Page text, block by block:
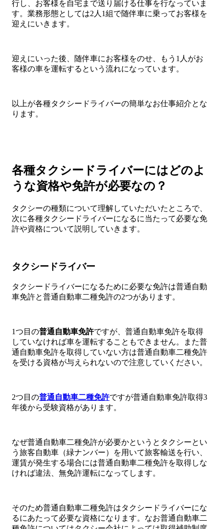
行し、お客様を自宅まで送り届ける仕事を行なっていま
す。業務形態としては2人1組で随伴車に乗ってお客様を
迎えにいきます。
迎えにいった後、随伴車にお客様をのせ、もう1人がお
客様の車を運転するという流れになっています。
以上が各種タクシードライバーの簡単なお仕事紹介とな
ります。
各種タクシードライバーにはどのよ
うな資格や免許が必要なの？
タクシーの種類について理解していただいたところで、
次に各種タクシードライバーになるに当たって必要な免
許や資格について説明していきます。
タクシードライバー
タクシードライバーになるために必要な免許は普通自動
車免許と普通自動車二種免許の2つがあります。
1つ目の普通自動車免許ですが、普通自動車免許を取得
していなければ車を運転することもできません。また普
通自動車免許を取得していない方は普通自動車二種免許
を受ける資格が与えられないので注意していください。
2つ目の普通自動車二種免許ですが普通自動車免許取得3
年後から受験資格があります。
なぜ普通自動車二種免許が必要かというとタクシーとい
う旅客自動車（緑ナンバー）を用いて旅客輸送を行い、
運賃が発生する場合には普通自動車二種免許を取得しな
ければ違法、無免許運転になってします。
そのため普通自動車二種免許はタクシードライバーにな
るにあたって必要な資格になります。なお普通自動車二